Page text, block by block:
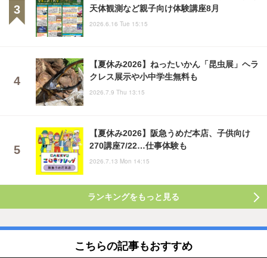
天体観測など親子向け体験講座8月
2026.6.16 Tue 15:15
【夏休み2026】ねったいかん「昆虫展」ヘラ
クレス展示や小中学生無料も
2026.7.9 Thu 13:15
【夏休み2026】阪急うめだ本店、子供向け
270講座7/22…仕事体験も
2026.7.13 Mon 14:15
ランキングをもっと見る
こちらの記事もおすすめ